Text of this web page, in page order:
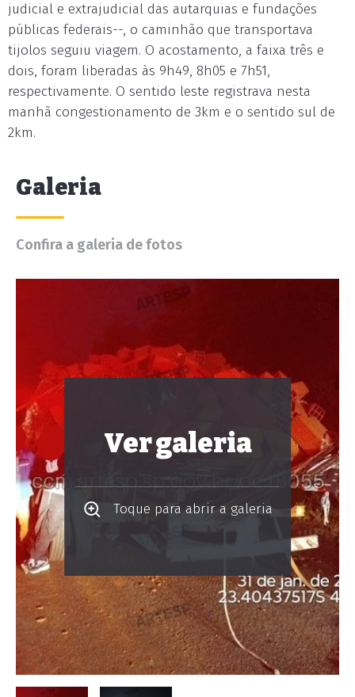
judicial e extrajudicial das autarquias e fundações
públicas federais--, o caminhão que transportava
tijolos seguiu viagem. O acostamento, a faixa três e
dois, foram liberadas às 9h49, 8h05 e 7h51,
respectivamente. O sentido leste registrava nesta
manhã congestionamento de 3km e o sentido sul de
2km.
Galeria
Confira a galeria de fotos
Ver galeria
Toque para abrir a galeria